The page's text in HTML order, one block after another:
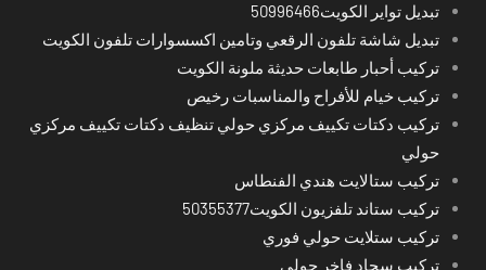
تبديل تواير الكويت50996466
تبديل شاشة تلفون الرقعي وتامين اكسسوارات تلفون الكويت
تركيب أحبار طابعات حديثة ملونة الكويت
تركيب خيام للأفراح والمناسبات رخيص
تركيب دكتات تكييف مركزي حولي تنظيف دكتات تكييف مركزي
حولي
تركيب ستالايت هندي الفنطاس
تركيب ستاند تلفزيون الكويت50355377
تركيب ستلايت حولي فوري
تركيب سجاد فاخر حولي